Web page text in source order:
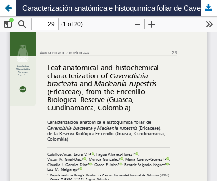
Caracterización anatómica e histoquímica foliar de Cavendishia bracteata y Macleania rupestris (Ericaceae), de la Reserva Biológica Encenillo (Guasca, Cundinamarca, Colombia)